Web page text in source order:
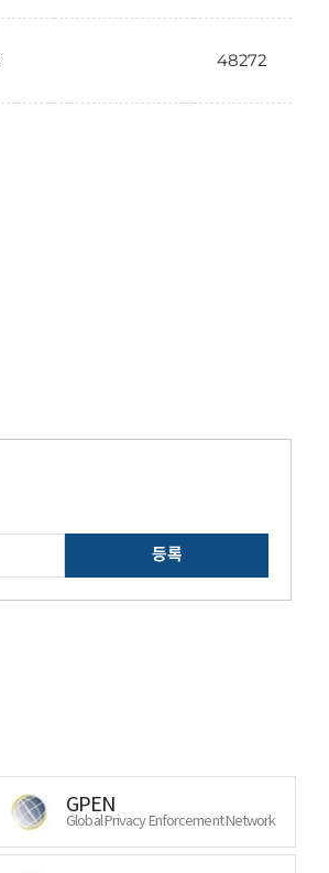
48272
등록
GPEN
Global Privacy Enforcement Network